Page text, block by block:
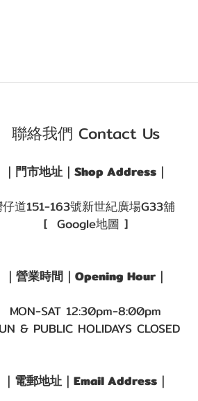
聯絡我們 Contact Us
｜門市地址｜Shop Address｜
道151-163號新世紀廣場G33舖
[ Google地圖 ]
｜營業時間｜Opening Hour｜
MON-SAT 12:30pm-8:00pm
& PUBLIC HOLIDAYS CLOSED
｜電郵地址｜Email Address｜